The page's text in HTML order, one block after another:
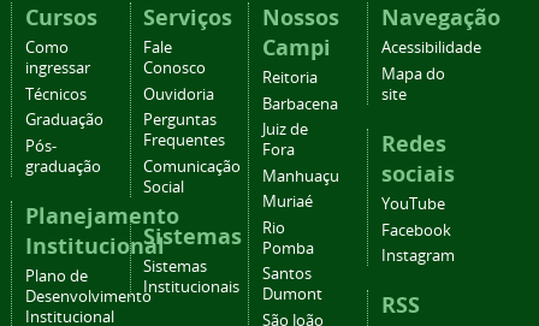
Cursos
Como
ingressar
Técnicos
Graduação
Pós-
graduação
Planejamento
Institucional
Plano de
Desenvolvimento
Institucional
Serviços
Fale
Conosco
Ouvidoria
Perguntas
Frequentes
Comunicação
Social
Sistemas
Sistemas
Institucionais
Nossos
Campi
Reitoria
Barbacena
Juiz de
Fora
Manhuaçu
Muriaé
Rio
Pomba
Santos
Dumont
São João
Navegação
Acessibilidade
Mapa do
site
Redes
sociais
YouTube
Facebook
Instagram
RSS